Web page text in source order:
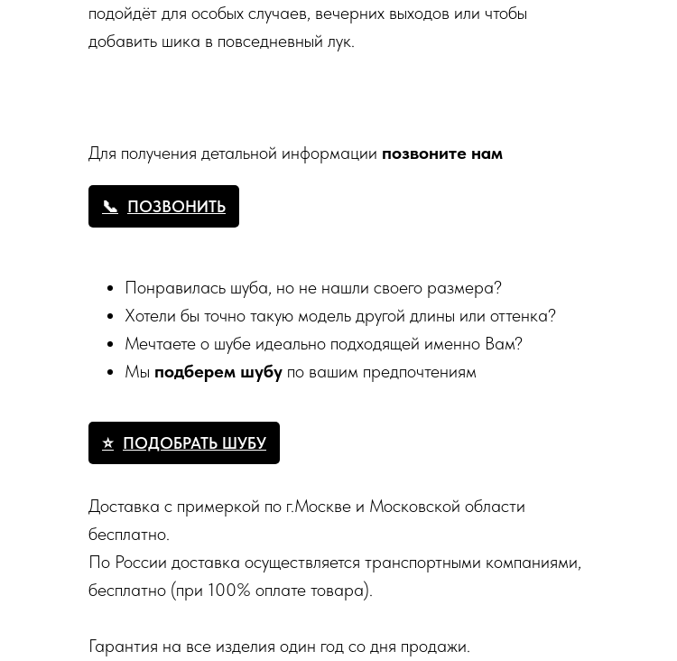
подойдёт для особых случаев, вечерних выходов или чтобы
добавить шика в повседневный лук.
Для получения детальной информации позвоните нам
ПОЗВОНИТЬ
Понравилась шуба, но не нашли своего размера?
Хотели бы точно такую модель другой длины или оттенка?
Мечтаете о шубе идеально подходящей именно Вам?
Мы подберем шубу по вашим предпочтениям
ПОДОБРАТЬ ШУБУ
Доставка с примеркой по г.Москве и Московской области
бесплатно.
По России доставка осуществляется транспортными компаниями,
бесплатно (при 100% оплате товара).
Гарантия на все изделия один год со дня продажи.